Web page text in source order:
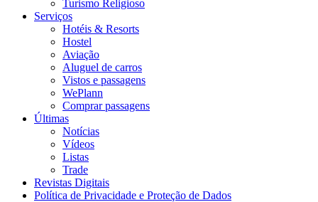
Turismo Religioso
Serviços
Hotéis & Resorts
Hostel
Aviação
Aluguel de carros
Vistos e passagens
WePlann
Comprar passagens
Últimas
Notícias
Vídeos
Listas
Trade
Revistas Digitais
Política de Privacidade e Proteção de Dados